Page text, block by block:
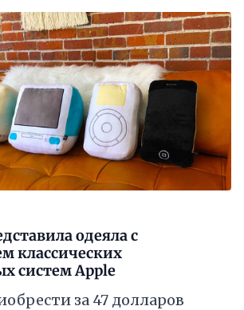
одеяла с
классических
систем Apple
за 47 долларов